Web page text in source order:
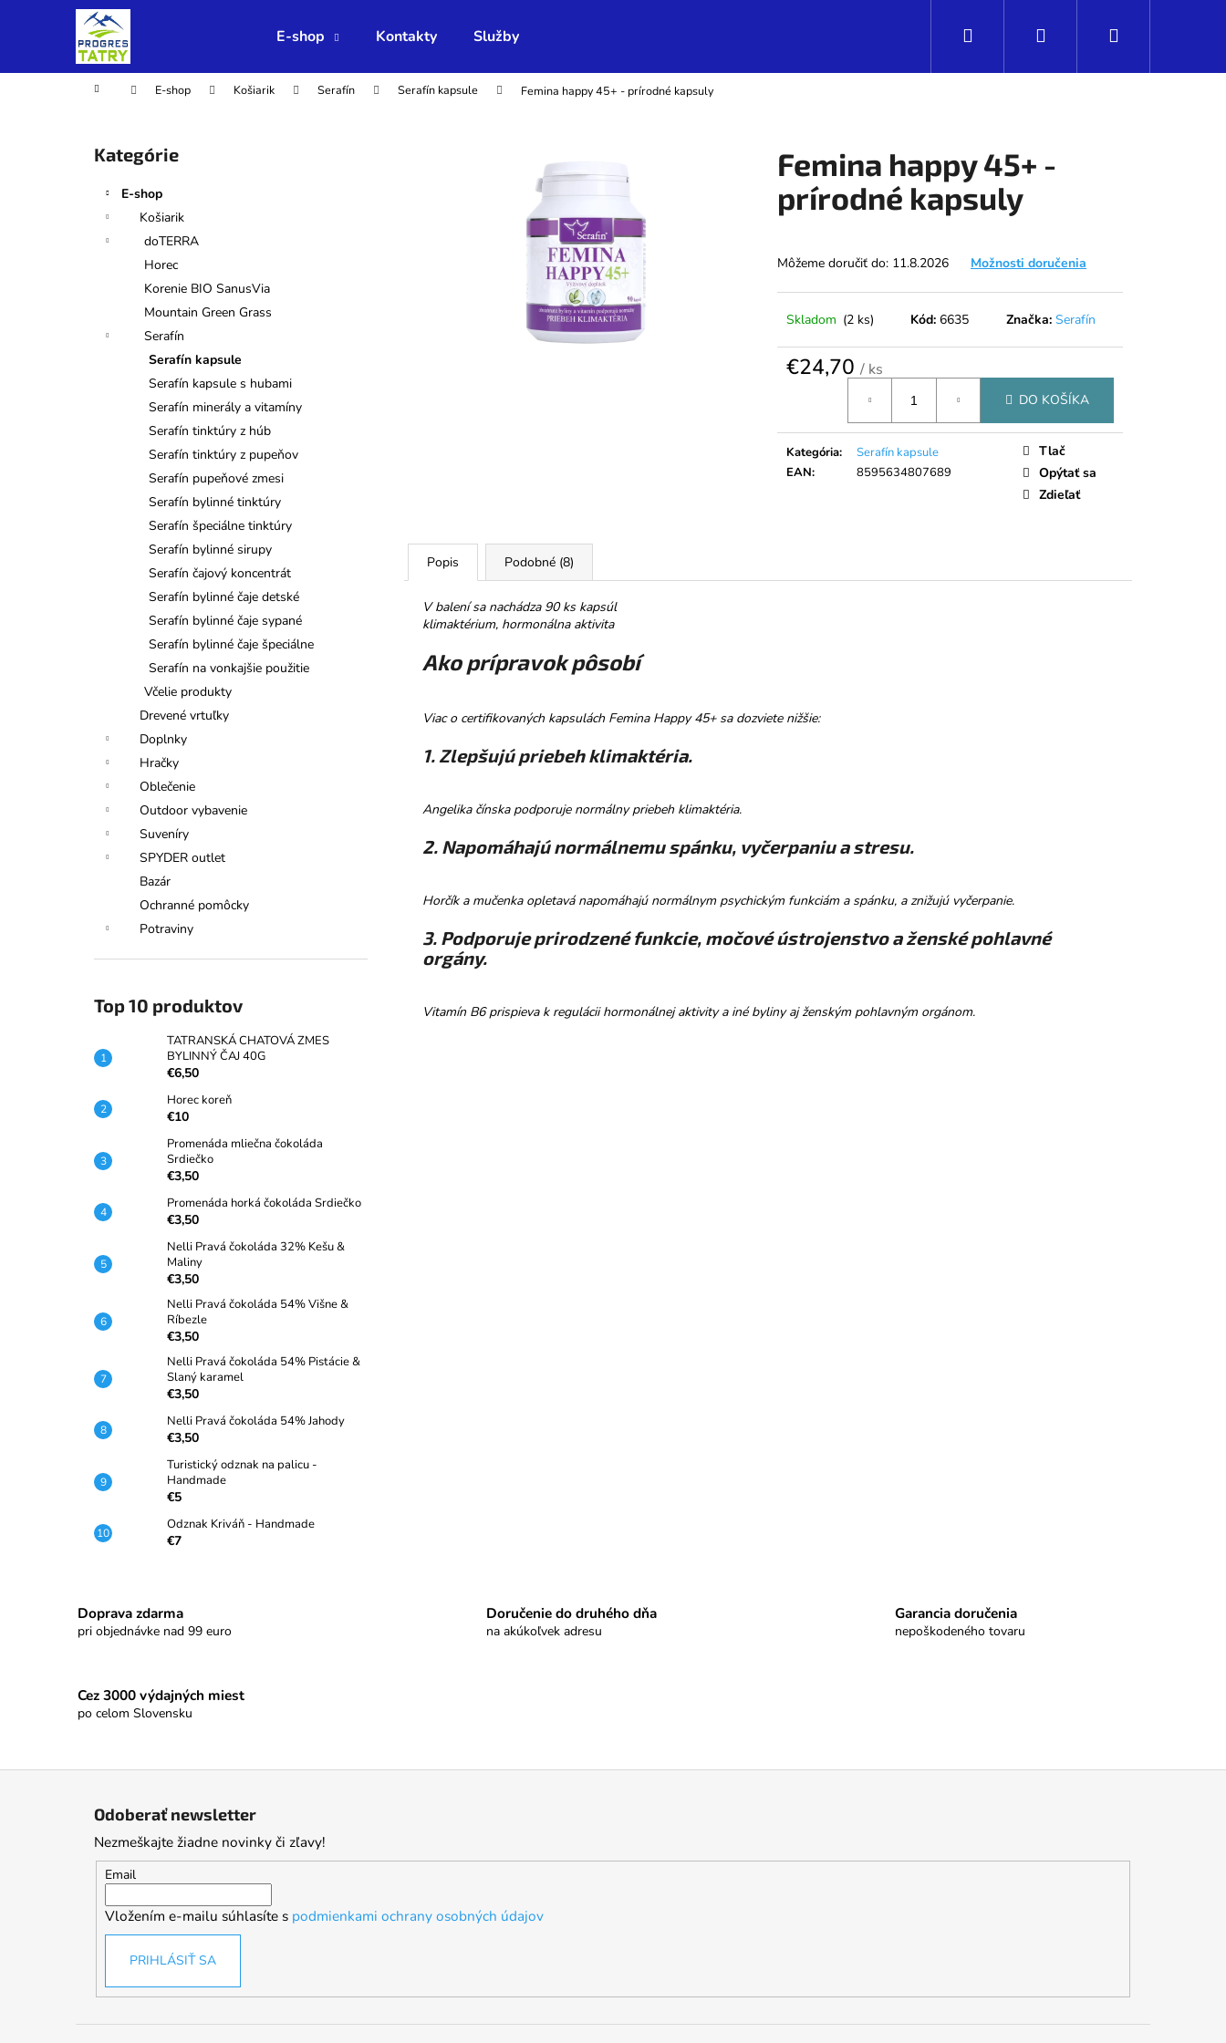
E-shop Kontakty Služby Prihlásenie
Domov E-shop Košiarik Serafín Serafín kapsule Femina happy 45+ - prírodné kapsuly
Preskočiť
kategórie
Kategórie
E-shop
Košiarik
doTERRA
Horec
Korenie BIO SanusVia
Mountain Green Grass
Serafín
Serafín kapsule
Serafín kapsule s hubami
Serafín minerály a vitamíny
Serafín tinktúry z húb
Serafín tinktúry z pupeňov
Serafín pupeňové zmesi
Serafín bylinné tinktúry
Serafín špeciálne tinktúry
Serafín bylinné sirupy
Serafín čajový koncentrát
Serafín bylinné čaje detské
Serafín bylinné čaje sypané
Serafín bylinné čaje špeciálne
Serafín na vonkajšie použitie
Včelie produkty
Drevené vrtuľky
Doplnky
Hračky
Oblečenie
Outdoor vybavenie
Suveníry
SPYDER outlet
Bazár
Ochranné pomôcky
Potraviny
Top 10 produktov
TATRANSKÁ CHATOVÁ ZMES
BYLINNÝ ČAJ 40G
€6,50
Horec koreň
€10
Promenáda mliečna čokoláda
Srdiečko
€3,50
Promenáda horká čokoláda Srdiečko
€3,50
Nelli Pravá čokoláda 32% Kešu &
Maliny
€3,50
Nelli Pravá čokoláda 54% Višne &
Ríbezle
€3,50
Nelli Pravá čokoláda 54% Pistácie &
Slaný karamel
€3,50
Nelli Pravá čokoláda 54% Jahody
€3,50
Turistický odznak na palicu -
Handmade
€5
Odznak Kriváň - Handmade
€7
Femina happy 45+ -
prírodné kapsuly
Môžeme doručiť do: 11.8.2026 Možnosti doručenia
Skladom (2 ks) Kód: 6635 Značka: Serafín
€24,70 / ks
DO KOŠÍKA
Kategória:
Serafín kapsule
EAN: 8595634807689
Tlač
Opýtať sa
Zdieľať
Popis Podobné (8)
V balení sa nachádza 90 ks kapsúl
klimaktérium, hormonálna aktivita
Ako prípravok pôsobí
Viac o certifikovaných kapsulách Femina Happy 45+ sa dozviete nižšie:
1. Zlepšujú priebeh klimaktéria.
Angelika čínska podporuje normálny priebeh klimaktéria.
2. Napomáhajú normálnemu spánku, vyčerpaniu a stresu.
Horčík a mučenka opletavá napomáhajú normálnym psychickým funkciám a spánku, a znižujú vyčerpanie.
3. Podporuje prirodzené funkcie, močové ústrojenstvo a ženské pohlavné
orgány.
Vitamín B6 prispieva k regulácii hormonálnej aktivity a iné byliny aj ženským pohlavným orgánom.
í
Späť
do
Späť
do
Čo potrebujete nájsť?
Odporúčame
TATRANSKÁ CHATOVÁ ZMES
BYLINNÝ ČAJ 40G
SRDIEČKO
Doprava zdarma
pri objednávke nad 99 euro
Doručenie do druhého dňa
na akúkoľvek adresu
Garancia doručenia
nepoškodeného tovaru
Cez 3000 výdajných miest
po celom Slovensku
Odoberať newsletter
Nezmeškajte žiadne novinky či zľavy!
Email
Vložením e-mailu súhlasíte s podmienkami ochrany osobných údajov
PRIHLÁSIŤ SA